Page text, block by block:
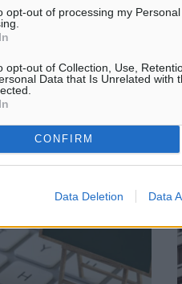
opt-out of processing my
opt-out of Collection, Use,
Data that Is Unrelated with
CONFIRM
Data Deletion Data
είναι, αν δοθεί
από τους ειδικούς, οι
πραγµατοποιηθούν µε
Ακόμα και για το
ανοίξουν ...